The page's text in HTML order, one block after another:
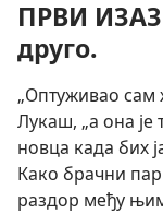
ПРВИ
друго.
„Оптуживао сам
Лукаш, „а она
новца када бих
Како брачни
раздор међу